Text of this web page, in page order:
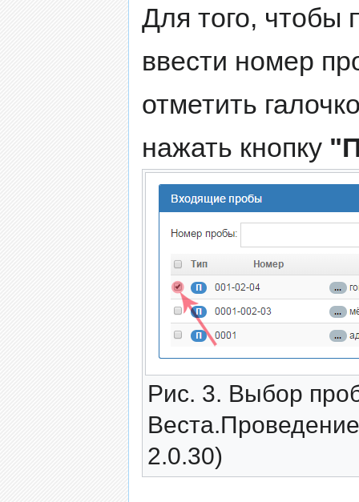
Для того, чтобы
ввести номер
отметить
нажать кнопку
Рис. 3. Выбор
2.0.30)